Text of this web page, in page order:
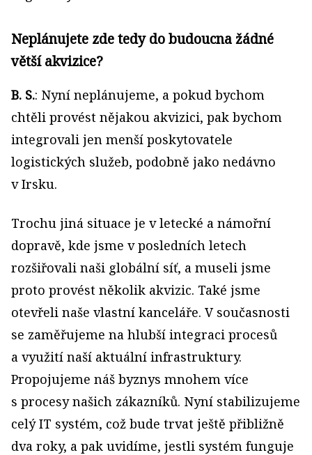
Neplánujete zde tedy do budoucna žádné
větší akvizice?
B. S.: Nyní neplánujeme, a pokud bychom
chtěli provést nějakou akvizici, pak bychom
integrovali jen menší poskytovatele
logistických služeb, podobně jako nedávno
v Irsku.
Trochu jiná situace je v letecké a námořní
dopravě, kde jsme v posledních letech
rozšiřovali naši globální síť, a museli jsme
proto provést několik akvizic. Také jsme
otevřeli naše vlastní kanceláře. V současnosti
se zaměřujeme na hlubší integraci procesů
a využití naší aktuální infrastruktury.
Propojujeme náš byznys mnohem více
s procesy našich zákazníků. Nyní stabilizujeme
celý IT systém, což bude trvat ještě přibližně
dva roky, a pak uvidíme, jestli systém funguje